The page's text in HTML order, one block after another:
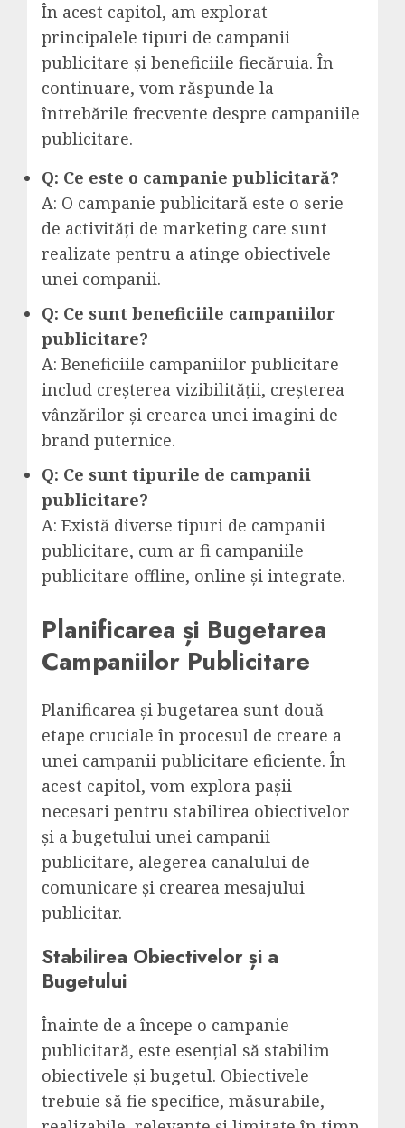
În acest capitol, am explorat
principalele tipuri de campanii
publicitare și beneficiile fiecăruia. În
continuare, vom răspunde la
întrebările frecvente despre campaniile
publicitare.
Q: Ce este o campanie publicitară?
A: O campanie publicitară este o serie
de activități de marketing care sunt
realizate pentru a atinge obiectivele
unei companii.
Q: Ce sunt beneficiile campaniilor
publicitare?
A: Beneficiile campaniilor publicitare
includ creșterea vizibilității, creșterea
vânzărilor și crearea unei imagini de
brand puternice.
Q: Ce sunt tipurile de campanii
publicitare?
A: Există diverse tipuri de campanii
publicitare, cum ar fi campaniile
publicitare offline, online și integrate.
Planificarea și Bugetarea
Campaniilor Publicitare
Planificarea și bugetarea sunt două
etape cruciale în procesul de creare a
unei campanii publicitare eficiente. În
acest capitol, vom explora pașii
necesari pentru stabilirea obiectivelor
și a bugetului unei campanii
publicitare, alegerea canalului de
comunicare și crearea mesajului
publicitar.
Stabilirea Obiectivelor și a
Bugetului
Înainte de a începe o campanie
publicitară, este esențial să stabilim
obiectivele și bugetul. Obiectivele
trebuie să fie specifice, măsurabile,